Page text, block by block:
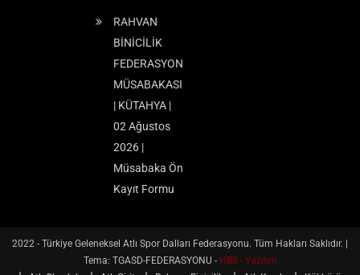
RAHVAN
BİNİCİLİK
FEDERASYON
MÜSABAKASI
| KÜTAHYA |
02 Ağustos
2026 |
Müsabaka Ön
Kayıt Formu
2022 - Türkiye Geleneksel Atlı Spor Dalları Federasyonu. Tüm Hakları Saklıdır.
Tema: TGASD-FEDERASYONU - HBS - Yazılım